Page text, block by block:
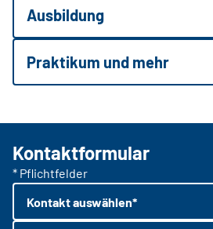
Ausbildung
Praktikum und mehr
Kontaktformular
* Pflichtfelder
Kontakt auswählen*